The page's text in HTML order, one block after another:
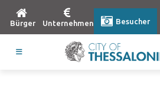
Bürger Unternehmen Besucher